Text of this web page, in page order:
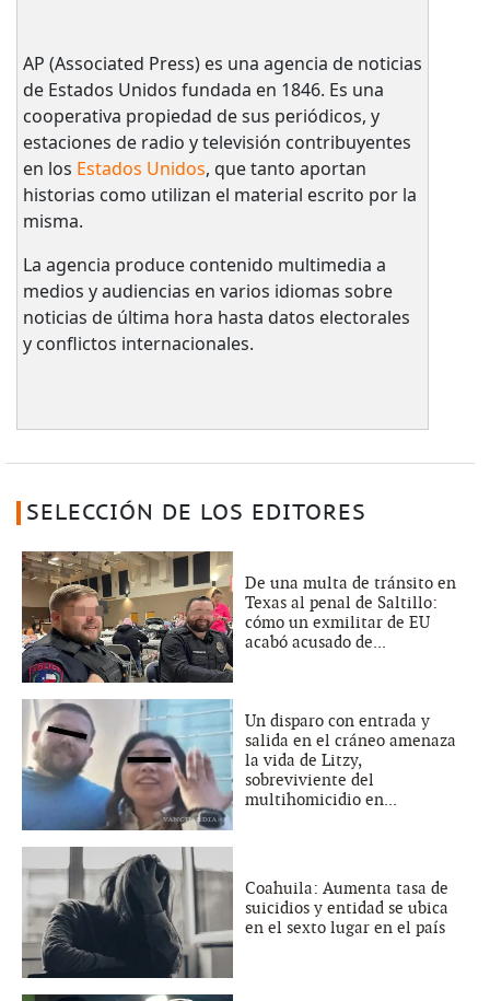
AP (Associated Press) es una agencia de noticias
de Estados Unidos fundada en 1846. Es una
cooperativa propiedad de sus periódicos, y
estaciones de radio y televisión contribuyentes
en los Estados Unidos, que tanto aportan
historias como utilizan el material escrito por la
misma.
La agencia produce contenido multimedia a
medios y audiencias en varios idiomas sobre
noticias de última hora hasta datos electorales
y conflictos internacionales.
SELECCIÓN DE LOS EDITORES
De una multa de tránsito en
Texas al penal de Saltillo:
cómo un exmilitar de EU
acabó acusado de...
Un disparo con entrada y
salida en el cráneo amenaza
la vida de Litzy,
sobreviviente del
multihomicidio en...
Coahuila: Aumenta tasa de
suicidios y entidad se ubica
en el sexto lugar en el país